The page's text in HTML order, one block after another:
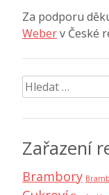
Za podporu
Weberv České
Vyhledávání
Zařazení
Brambory